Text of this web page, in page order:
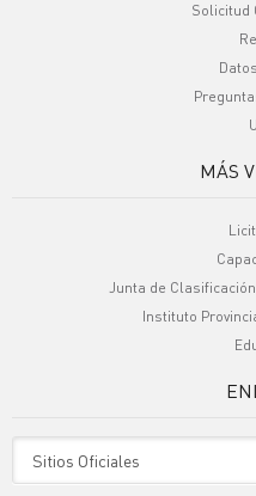
Solicitud
MÁS
Junta de
Instituto